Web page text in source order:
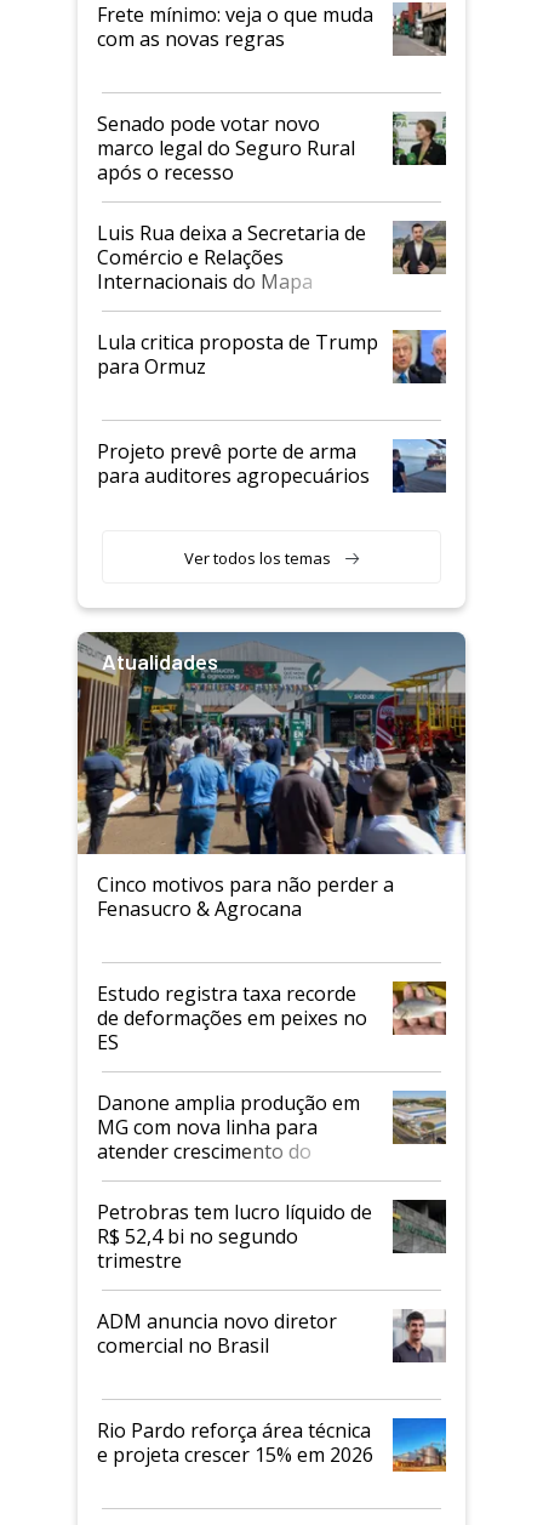
Frete mínimo: veja o que muda
com as novas regras
Senado pode votar novo
marco legal do Seguro Rural
após o recesso
Luis Rua deixa a Secretaria de
Comércio e Relações
Internacionais do Mapa
Lula critica proposta de Trump
para Ormuz
Projeto prevê porte de arma
para auditores agropecuários
Ver todos los temas
Atualidades
Cinco motivos para não perder a
Fenasucro & Agrocana
Estudo registra taxa recorde
de deformações em peixes no
ES
Danone amplia produção em
MG com nova linha para
atender crescimento do
mercado de alimentos
proteicos
Petrobras tem lucro líquido de
R$ 52,4 bi no segundo
trimestre
ADM anuncia novo diretor
comercial no Brasil
Rio Pardo reforça área técnica
e projeta crescer 15% em 2026